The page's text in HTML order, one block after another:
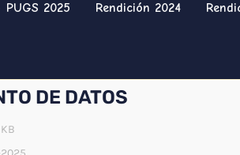
PUGS 2025 Rendición 2024
DE DATOS